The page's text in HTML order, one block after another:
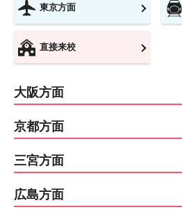
東京方面
直接来校
大阪方面
京都方面
三宮方面
広島方面